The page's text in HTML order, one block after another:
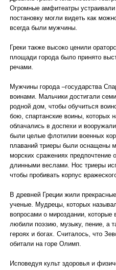
Огромные амфитеатры
постановку могли видеть как
всегда были мужчины.
Греки также высоко ценили
площади города было принято
речами.
Мужчины города –государства
воинами. Мальчики достигали
родной дом, чтобы обучиться
бою, спартанские воины, которых
облачались в доспехи и
были целые флотилии военных
плаваний триеры были оснащены
морских сражениях предпочтение
длинными веслами. Нос триеры
чтобы пробивать корпус
В древней Греции жили
ученые. Мудрецы, которых
вопросами о мироздании, которые
любили поэзию, музыку, пение, а
героях и богах. Считалось, что
обитали на горе Олимп.
Исповедуя культ здоровья и